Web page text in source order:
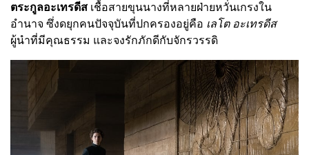
ตระกูลอะเทรดีส เชื้อสายขุนนางที่หลายฝ่ายหวั่นเกรงใน
อำนาจ ซึ่งดยุกคนปัจจุบันที่ปกครองอยู่คือ เลโต อะเทรดีส
ผู้นำที่มีคุณธรรม และจงรักภักดีกับจักรวรรดิ